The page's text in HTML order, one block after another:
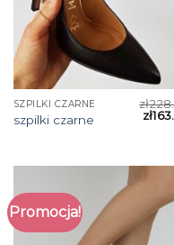
SZPILKI CZARNE
szpilki czarne
zł
zł
Promocja!